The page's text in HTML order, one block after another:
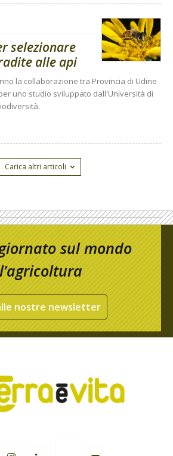
selezionare
alle api
la collaborazione tra Provincia di Udine
uno studio sviluppato dall'Università di
Carica altri articoli
sul mondo
nostre newsletter